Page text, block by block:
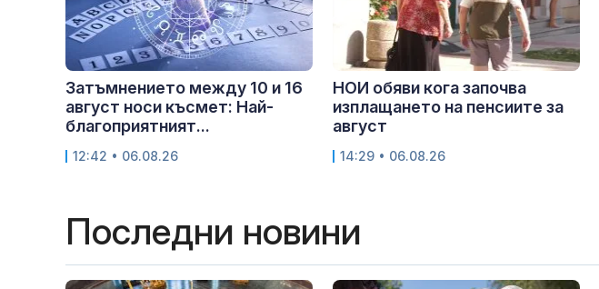
Затъмнението между 10 и 16
август носи късмет: Най-
благоприятният...
12:42 • 06.08.26
НОИ обяви кога започва
изплащането на пенсиите за
август
14:29 • 06.08.26
Последни новини